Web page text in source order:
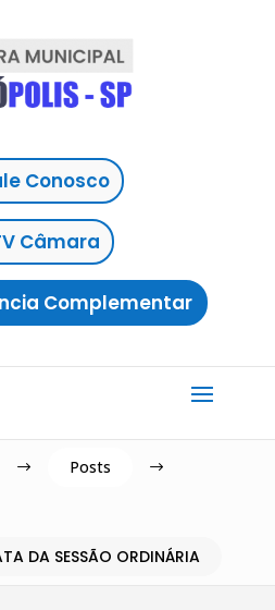
Conosco
Câmara
Complementar
$ Posts $
DA SESSÃO ORDINÁRIA